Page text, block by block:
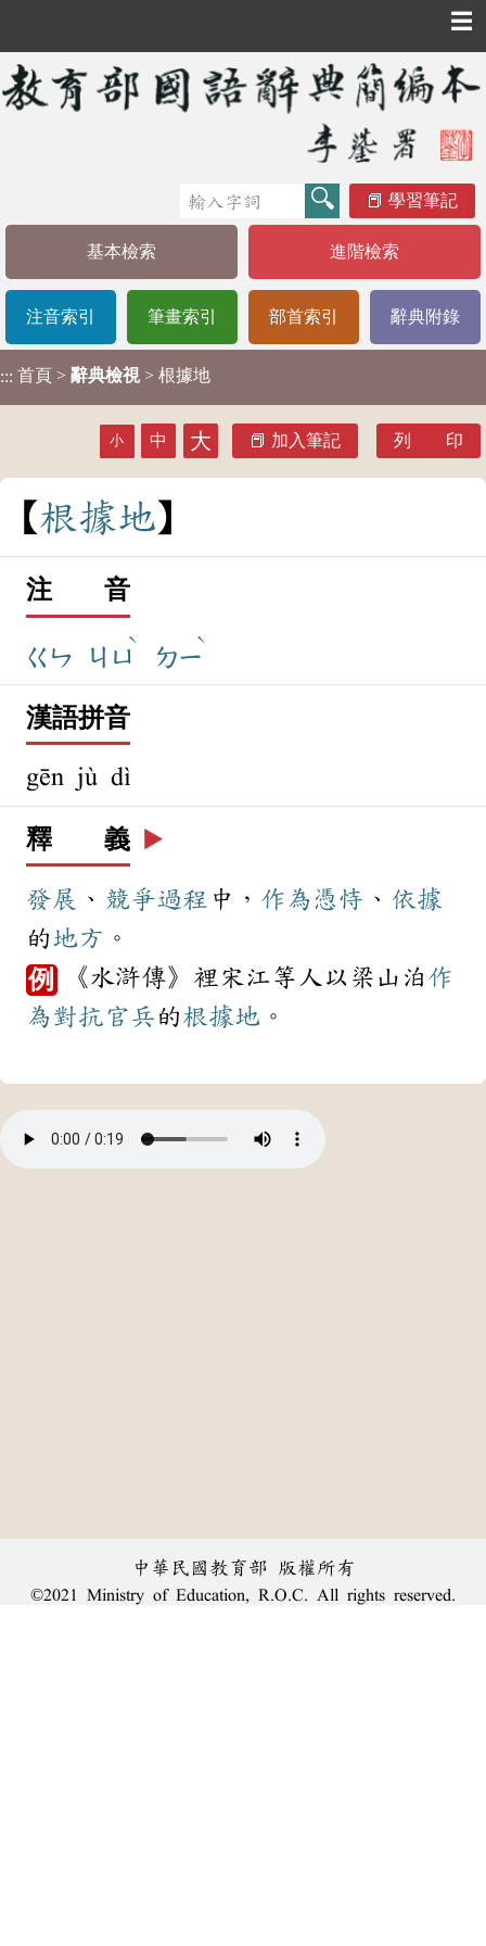
☰
學習筆記
基本檢索 進階檢索
注音索引 筆畫索引 部首索引 辭典附錄
::: 首頁 > 辭典檢視 > 根據地
小 中 大 加入筆記 列 印
根據地
注 音
ㄍㄣ ㄐㄩ
ˋ
ㄉㄧ
ˋ
漢語拼音
gēn jù dì
釋 義 ▶️
發展 、 競爭過程 中， 作為 憑恃 、 依據
的地方 。
例 《水滸傳》裡宋江等人以梁山泊 作
為對抗官兵的根據地 。
中華民國教育部 版權所有
©2021 Ministry of Education, R.O.C. All rights reserved.